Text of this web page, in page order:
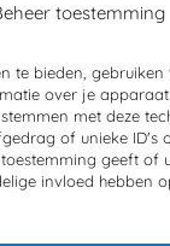
toestemming
te bieden, gebruiken
over je
met deze
of unieke ID's
geeft of
invloed hebben